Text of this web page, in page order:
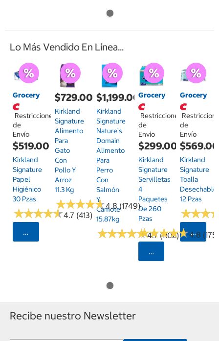
Lo Más Vendido En Línea...
Grocery
Restricciones
de
Envío
$519.00
Kirkland
Signature
Papel
Higiénico
30 Pzas
★★★★★
★★★★★4.7 (413)
Seleccionar Código Postal
$729.00
Kirkland
Signature
Alimento
Para
Gato
Con
Pollo Y
Arroz
11.3 Kg
★★★★★
★★★★★4.8 (1749)
$1,199.00
Kirkland
Signature
Nature's
Domain
Alimento
Para
Perro
Con
Salmón
Y
Camote
15.87kg
★★★★★
★★★★★4.7 (1102)
Grocery
Restricciones
de
Envío
$299.00
Kirkland
Signature
Servilletas
4
Paquetes
De 260
Pzas
★★★★★
★★★★★4.8 (175)
Seleccionar
Grocery
de
Envío
$569.00
Kirkland
Signature
Toalla
Desechable
12 Pzas
★★★
★★★
Recibe nuestro Newsletter